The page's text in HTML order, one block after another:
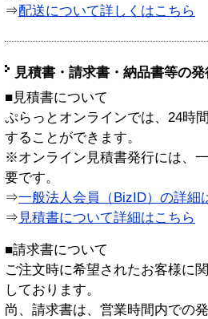
⇒配送について詳しくはこちら
見積書・請求書・納品書等の
■見積書について
ぷらっとオンラインでは、24時
することができます。
※オンライン見積書発行には、
要です。
⇒一般法人会員（BizID）の詳細
⇒ 見積書について詳細はこちら
■請求書について
ご注文時に希望されたお客様に
しております。
尚、請求書は、営業時間内での